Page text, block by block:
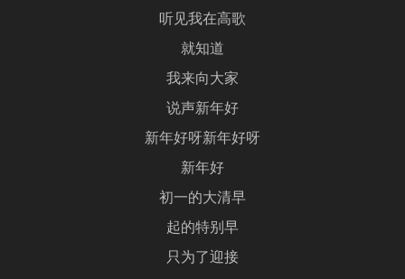
听见我在高歌
就知道
我来向大家
说声新年好
新年好呀新年好呀
新年好
初一的大清早
起的特别早
只为了迎接